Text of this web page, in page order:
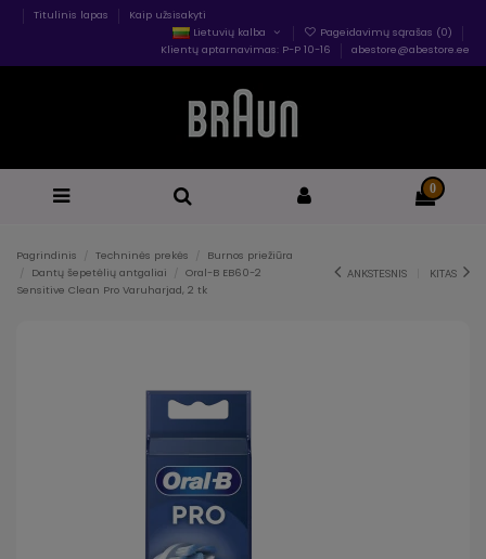
Titulinis lapas
Kaip užsisakyti
Lietuvių kalba
Pageidavimų sąrašas (0)
Klientų aptarnavimas: P-P 10-16
abestore@abestore.ee
0
Pagrindinis Techninės prekės
Burnos priežiūra
Dantų šepetėlių antgaliai
Oral-B EB60-2
Sensitive Clean Pro Varuharjad, 2 tk
ANKSTESNIS KITAS